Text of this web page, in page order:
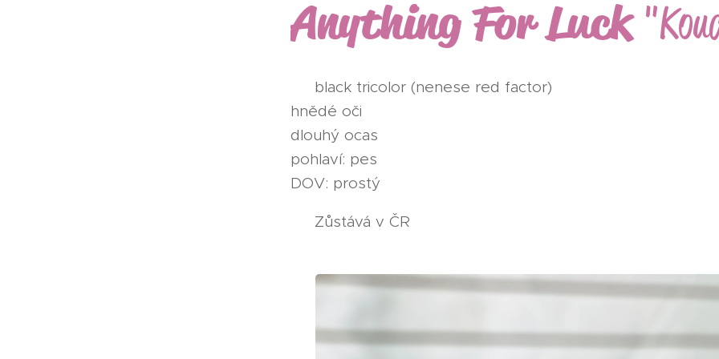
Anything For Luck
black tricolor (nenese red factor)
hnědé oči
dlouhý ocas
pohlaví: pes
DOV: prostý
🇨🇿 Zůstává v ČR